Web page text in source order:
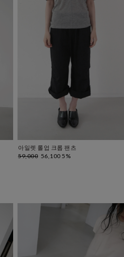
아일렛 롤업 크롭 팬츠
59,000 56,100 5%